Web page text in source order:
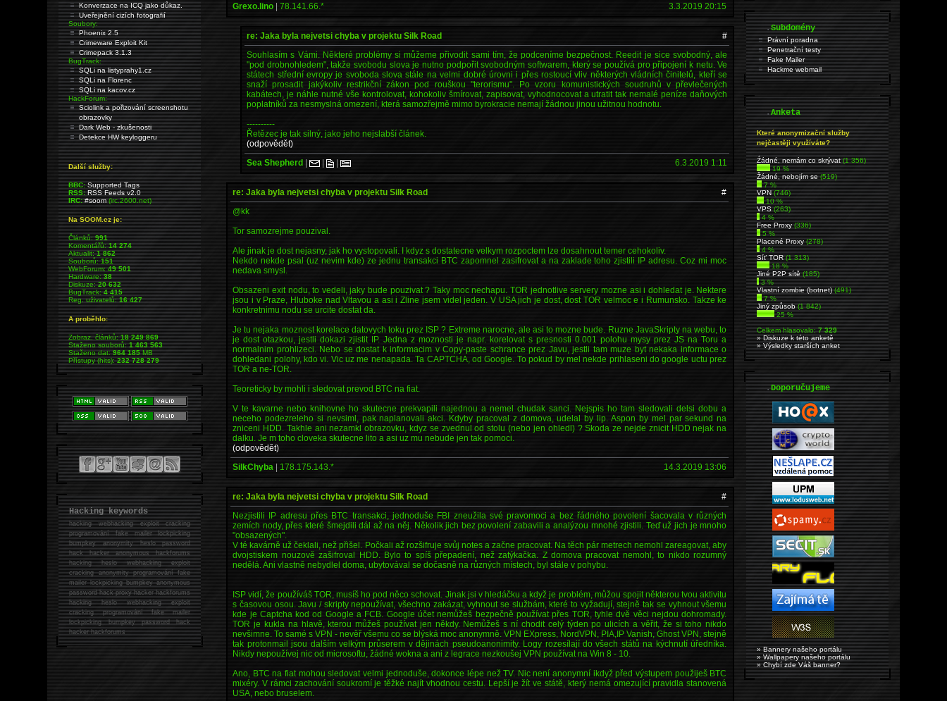
Grexo.lino |78.141.66.* 3.3.2019 20:15
re: Jaka byla nejvetsi chyba v projektu Silk Road
#
Souhlasím s Vámi. Některé problémy si můžeme přivodit sami tím, že podceníme bezpečnost. Reedit je sice svobodný, ale
"pod drobnohledem", takže svobodu slova je nutno podpořit svobodným softwarem, který se používá pro připojení k netu. Ve
státech střední evropy je svoboda slova stále na velmi dobré úrovni i přes rostoucí vliv některých vládních činitelů, kteří se
snaží prosadit jakýkoliv restrikční zákon pod rouškou "terorismu". Po vzoru komunistických soudruhů v převlečených
kabátech, je náhle nutné vše kontrolovat, kohokoliv šmírovat, zapisovat, vyhodnocovat a utratit tak nemalé peníze daňových
poplatníků za nesmyslná omezení, která samozřejmě mimo byrokracie nemají žádnou jinou užitnou hodnotu.
----------
Řetězec je tak silný, jako jeho nejslabší článek.
(odpovědět)
Sea Shepherd | | | 6.3.2019 1:11
re: Jaka byla nejvetsi chyba v projektu Silk Road
#
@kk
Tor samozrejme pouzival.
Ale jinak je dost nejasny, jak ho vystopovali. I kdyz s dostatecne velkym rozpoctem lze dosahnout temer cehokoliv.
Nekdo nekde psal (uz nevim kde) ze jednu transakci BTC zapomnel zasifrovat a na zaklade toho zjistili IP adresu. Coz mi moc
nedava smysl.
Obsazeni exit nodu, to vedeli, jaky bude pouzivat ? Taky moc nechapu. TOR jednotlive servery mozne asi i dohledat je. Nektere
jsou i v Praze, Hluboke nad Vltavou a asi i Zline jsem videl jeden. V USA jich je dost, dost TOR velmoc e i Rumunsko. Takze ke
konkretnimu nodu se urcite dostat da.
Je tu nejaka moznost korelace datovych toku prez ISP ? Extreme narocne, ale asi to mozne bude. Ruzne JavaSkripty na webu, to
je dost otazkou, jestli dokazi zjistit IP. Jedna z moznosti je napr. korelovat s presnosti 0.001 polohu mysy prez JS na Toru a
normalnim prohlizeci. Nebo se dostat k informacim v Copy-paste schrance prez Javu, jestli tam muze byt nekaka informace o
dohledani polohy, kdo vi. Vic uz me nenapada. Ta CAPTCHA, od Google. To pokud by mel nekde prihlaseni do google uctu prez
TOR a ne-TOR.
Teoreticky by mohli i sledovat prevod BTC na fiat.
V te kavarne nebo knihovne ho skutecne prekvapili najednou a nemel chudak sanci. Nejspis ho tam sledovali delsi dobu a
neceho podezreleho si nevsiml, pak naplanovali akci. Kdyby pracoval z domova, udelal by lip. Aspon by mel par sekund na
zniceni HDD. Takhle ani nezamkl obrazovku, kdyz se zvednul od stolu (nebo jen ohledl) ? Skoda ze nejde znicit HDD nejak na
dalku. Je m toho cloveka skutecne lito a asi uz mu nebude jen tak pomoci.
(odpovědět)
SilkChyba | 178.175.143.* 14.3.2019 13:06
re: Jaka byla nejvetsi chyba v projektu Silk Road
#
Nezjistili IP adresu přes BTC transakci, jednoduše FBI zneužila své pravomoci a bez řádného povolení šacovala v různých
zemích nody, přes které šmejdili dál až na něj. Několik jich bez povolení zabavili a analýzou mnohé zjistili. Teď už jich je mnoho
"obsazených".
V té kavárně už čeklali, než přišel. Počkali až rozšifruje svůj notes a začne pracovat. Na těch pár metrech nemohl zareagovat, aby
dvojstiskem nouzově zašifroval HDD. Bylo to spíš přepadení, než zatýkačka. Z domova pracovat nemohl, to nikdo rozumný
nedělá. Ani vlastně nebydlel doma, ubytovával se dočasně na různých místech, byl stále v pohybu.
ISP vidí, že používáš TOR, musíš ho pod něco schovat. Jinak jsi v hledáčku a když je problém, můžou spojit některou tvou aktivitu
s časovou osou. Javu / skripty nepoužívat, všechno zakázat, vyhnout se službám, které to vyžadují, stejně tak se vyhnout všemu
kde je Captcha kod od Google a FCB. Google účet nemůžeš bezpečně používat přes TOR, tyhle dvě věci nejdou dohromady.
TOR je kukla na hlavě, kterou můžeš používat jen někdy. Nemůžeš s ní chodit celý týden po ulicích a věřit, že si toho nikdo
nevšimne. To samé s VPN - nevěř všemu co se blýská moc anonymně. VPN EXpress, NordVPN, PIA,IP Vanish, Ghost VPN, stejně
tak protonmail jsou dalším velkým průserem v dějinách pseudoanonimity. Logy rozesílají do všech států na kýchnutí úředníka.
Nikdy nepoužívej nic od microsoftu, žádné wokna a ani z legrace nezkoušej VPN používat na Win 8 - 10.
Ano, BTC na fiat mohou sledovat velmi jednoduše, dokonce lépe než TV. Nic není anonymní ikdyž před výstupem použiješ BTC
mixéry. V rámci zachování soukromí je těžké najít vhodnou cestu. Lepší je žít ve státě, který nemá omezující pravidla stanovená
USA, nebo bruselem.
Konverzace na ICQ jako důkaz.
Uveřejnění cizích fotografií
Soubory:
Phoenix 2.5
Crimeware Exploit Kit
Crimepack 3.1.3
BugTrack:
SQLi na listyprahy1.cz
SQLi na Florenc
SQLi na kacov.cz
HackForum:
Sciolink a pořizování screenshotu
obrazovky
Dark Web - zkušenosti
Detekce HW keyloggeru
Další služby:
BBC: Supported Tags
RSS: RSS Feeds v2.0
IRC: #soom(irc.2600.net)
Na SOOM.cz je:
Článků:991
Komentářů:14 274
Aktualit:1 862
Souborů:151
WebForum:49 501
Hardware:38
Diskuze:20 632
BugTrack:4 415
Reg. uživatelů:16 427
A proběhlo:
Zobraz. článků:18 249 869
Staženo souborů:1 463 563
Staženo dat:964 185MB
Přístupy (hits):232 728 279
Hacking keywords
hackingwebhacking exploit cracking
programování fake mailer lockpicking
bumpkey anonymity heslo password
hackhacker anonymous hackforums
hackingheslo webhacking exploit
cracking anonymity programování fake
mailer lockpicking bumpkey anonymous
password hack proxy hacker hackforums
hacking heslo webhacking exploit
cracking programování fake mailer
lockpicking bumpkey password hack
hackerhackforums
.Subdomény
Právní poradna
Penetrační testy
Fake Mailer
Hackme webmail
.Anketa
Které anonymizační služby
nejčastěji využíváte?
Źádné, nemám co skrývat(1 356)
19 %
Žádné, nebojím se(519)
7 %
VPN(746)
10 %
VPS(263)
4 %
Free Proxy(336)
5 %
Placené Proxy(278)
4 %
Síť TOR(1 313)
18 %
Jiné P2P sítě(185)
3 %
Vlastní zombie (botnet)(491)
7 %
Jiný způsob(1 842)
25 %
Celkem hlasovalo:7 329
» Diskuze k této anketě
» Výsledky starších anket
.Doporučujeme
» Bannery našeho portálu
» Wallpapery našeho portálu
» Chybí zde Váš banner?